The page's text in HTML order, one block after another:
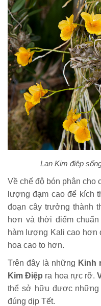
Lan Kim điệp
Về chế độ bón phân cho
lượng đạm cao để kích
đoạn cây trưởng thành
hơn và thời điểm
hàm lượng Kali cao hơn
hoa cao to hơn.
Trên đây là những Kinh
Kim Điệp ra hoa rực rỡ.
thể sở hữu được những
đúng dịp Tết.